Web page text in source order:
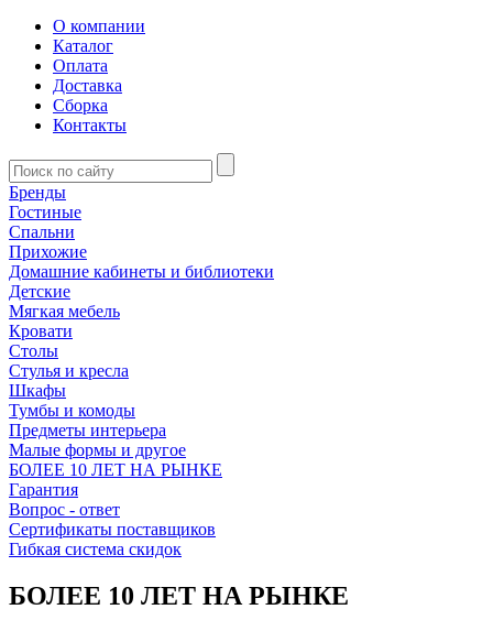
О компании
Каталог
Оплата
Доставка
Сборка
Контакты
Бренды
Гостиные
Спальни
Прихожие
Домашние кабинеты и библиотеки
Детские
Мягкая мебель
Кровати
Столы
Стулья и кресла
Шкафы
Тумбы и комоды
Предметы интерьера
Малые формы и другое
БОЛЕЕ 10 ЛЕТ НА РЫНКЕ
Гарантия
Вопрос - ответ
Сертификаты поставщиков
Гибкая система скидок
БОЛЕЕ 10 ЛЕТ НА РЫНКЕ